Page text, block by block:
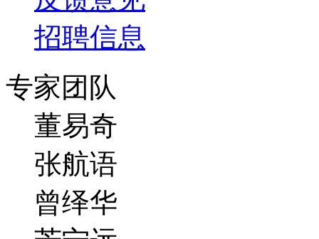
招聘信息
专家团队
董易奇
张航语
曾绎华